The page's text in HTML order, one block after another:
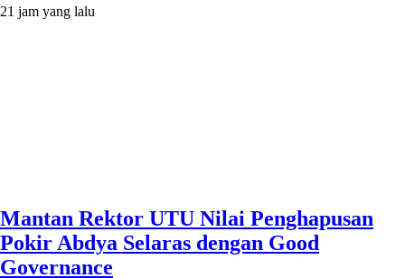
21 jam yang lalu
Mantan Rektor UTU Nilai Penghapusan
Pokir Abdya Selaras dengan Good
Governance